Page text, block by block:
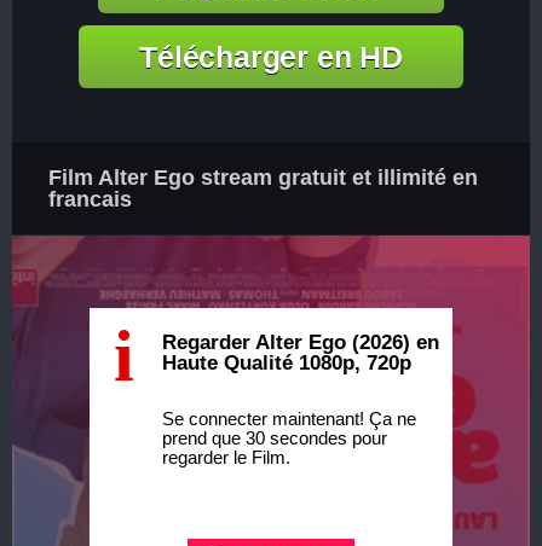
Télécharger en HD
Film Alter Ego stream gratuit et illimité en
francais
i
Regarder Alter Ego (2026) en
Haute Qualité 1080p, 720p
Se connecter maintenant! Ça ne
prend que 30 secondes pour
regarder le Film.